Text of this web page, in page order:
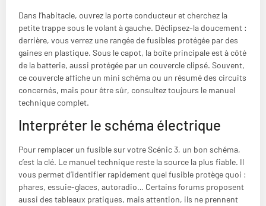
Dans l’habitacle, ouvrez la porte conducteur et cherchez la
petite trappe sous le volant à gauche. Déclipsez-la doucement :
derrière, vous verrez une rangée de fusibles protégée par des
gaines en plastique. Sous le capot, la boîte principale est à côté
de la batterie, aussi protégée par un couvercle clipsé. Souvent,
ce couvercle affiche un mini schéma ou un résumé des circuits
concernés, mais pour être sûr, consultez toujours le manuel
technique complet.
Interpréter le schéma électrique
Pour remplacer un fusible sur votre Scénic 3, un bon schéma,
c’est la clé. Le manuel technique reste la source la plus fiable. Il
vous permet d’identifier rapidement quel fusible protège quoi :
phares, essuie-glaces, autoradio… Certains forums proposent
aussi des tableaux pratiques, mais attention, ils ne prennent